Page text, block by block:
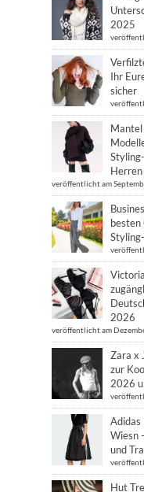
2025
Ihr
sicher
Herren
veröffentlicht am
besten
2026
veröffentlicht am
Zara x
zur
2026
Adidas
Wiesn
und
Hut